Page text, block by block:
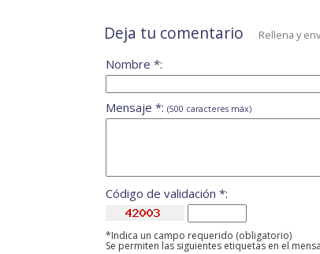
Deja tu comentario Rellena y
Nombre *:
Mensaje *: (500 caracteres máx)
Código de validación *:
*Indica un campo requerido (obligatorio)
Se permiten las siguientes etiquetas en el